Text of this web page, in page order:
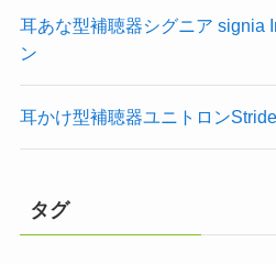
耳あな型補聴器シグニア signia
ン
耳かけ型補聴器ユニトロン
タグ